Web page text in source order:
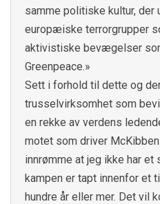
samme politiske kultur,
europæiske terrorgrupper
aktivistiske bevægelser
Greenpeace.»
Sett i forhold til dette og
trusselvirksomhet som
en rekke av verdens
motet som driver
innrømme at jeg ikke har
kampen er tapt innenfor et
hundre år eller mer. Det vil